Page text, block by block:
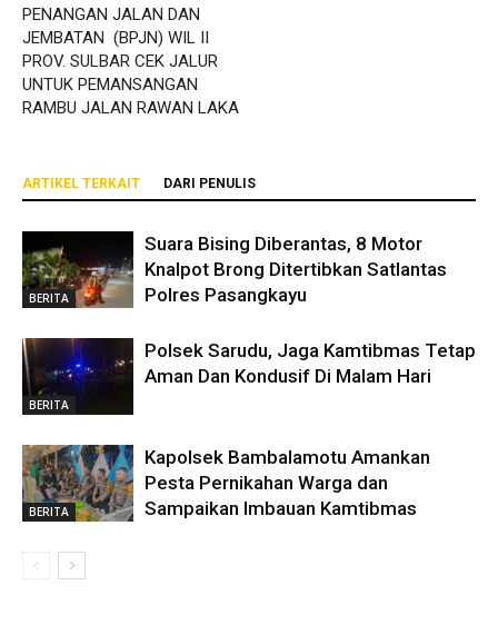
PENANGAN JALAN DAN
JEMBATAN (BPJN) WIL II
PROV. SULBAR CEK JALUR
UNTUK PEMANSANGAN
RAMBU JALAN RAWAN LAKA
ARTIKEL TERKAIT DARI PENULIS
BERITA
Suara Bising Diberantas, 8 Motor
Knalpot Brong Ditertibkan Satlantas
Polres Pasangkayu
BERITA
Polsek Sarudu, Jaga Kamtibmas Tetap
Aman Dan Kondusif Di Malam Hari
BERITA
Kapolsek Bambalamotu Amankan
Pesta Pernikahan Warga dan
Sampaikan Imbauan Kamtibmas